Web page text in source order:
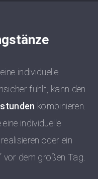
individuelle
fühlt, kann den
kombinieren.
individuelle
oder ein
vor dem großen Tag.